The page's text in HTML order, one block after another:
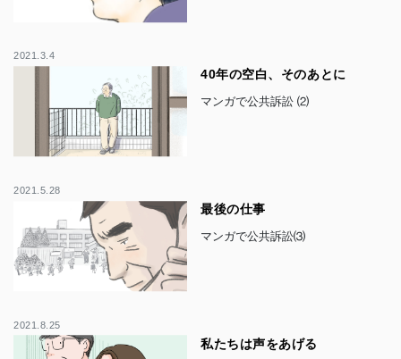
2021.3.4
40年の空白、そのあとに
マンガで公共訴訟 ⑵
2021.5.28
最後の仕事
マンガで公共訴訟⑶
2021.8.25
私たちは声をあげる